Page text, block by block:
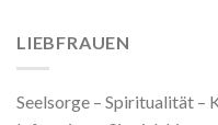
LIEBFRAUEN
Seelsorge – Spiritualität –